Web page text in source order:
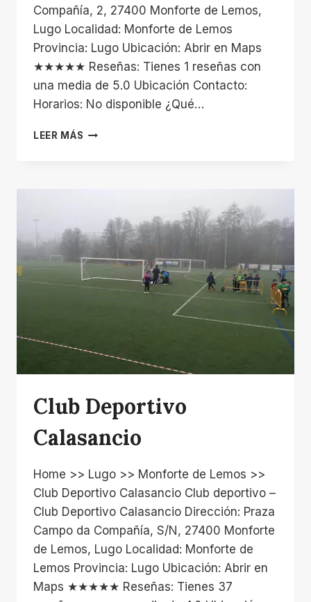
Compañía, 2, 27400 Monforte de Lemos,
Lugo Localidad: Monforte de Lemos
Provincia: Lugo Ubicación: Abrir en Maps
★★★★★ Reseñas: Tienes 1 reseñas con
una media de 5.0 Ubicación Contacto:
Horarios: No disponible ¿Qué…
LEER MÁS CAMPO
Club Deportivo
Calasancio
Home >> Lugo >> Monforte de Lemos >>
Club Deportivo Calasancio Club deportivo –
Club Deportivo Calasancio Dirección: Praza
Campo da Compañía, S/N, 27400 Monforte
de Lemos, Lugo Localidad: Monforte de
Lemos Provincia: Lugo Ubicación: Abrir en
Maps ★★★★★ Reseñas: Tienes 37